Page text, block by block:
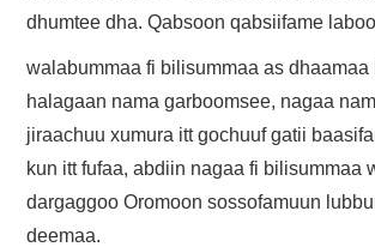
dhumtee dha. Qabsoon qabsiifame
walabummaa fi bilisummaa as dhaamaa
halagaan nama garboomsee, nagaa
jiraachuu xumura itt gochuuf gatii
kun itt fufaa, abdiin nagaa fi bilisummaa
dargaggoo Oromoon sossofamuun
deemaa.